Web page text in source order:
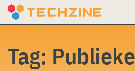
Skip
Tag: Publieke